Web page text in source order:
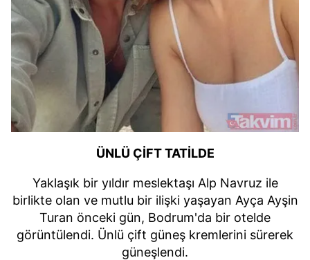
ÜNLÜ ÇİFT TATİLDE
Yaklaşık bir yıldır meslektaşı Alp Navruz ile
birlikte olan ve mutlu bir ilişki yaşayan Ayça Ayşin
Turan önceki gün, Bodrum'da bir otelde
görüntülendi. Ünlü çift güneş kremlerini sürerek
güneşlendi.